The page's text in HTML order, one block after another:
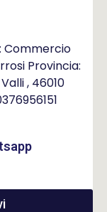
Commercio
Provincia:
, 46010